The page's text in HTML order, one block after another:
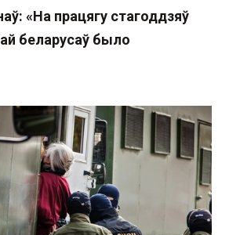
«На працягу стагоддзяў
беларусаў было